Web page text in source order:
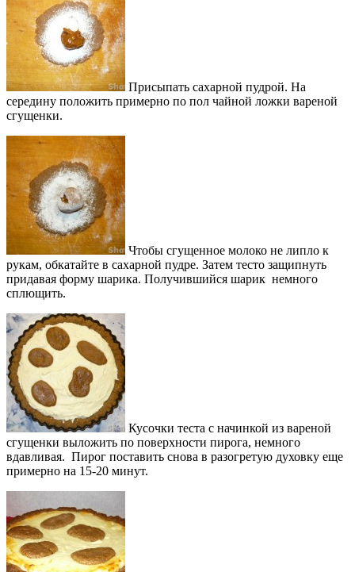
Присыпать сахарной пудрой. На
середину положить примерно по пол чайной ложки вареной
сгущенки.
Чтобы сгущенное молоко не липло к
рукам, обкатайте в сахарной пудре. Затем тесто защипнуть
придавая форму шарика. Получившийся шарик немного
сплющить.
Кусочки теста с начинкой из вареной
сгущенки выложить по поверхности пирога, немного
вдавливая. Пирог поставить снова в разогретую духовку еще
примерно на 15-20 минут.